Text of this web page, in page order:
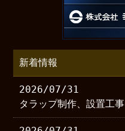
新着情報
2026/07/31
タラップ制作、設置工事